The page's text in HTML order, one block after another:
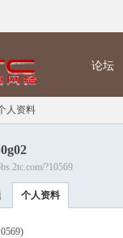
论坛
人资料
?10569
个人资料